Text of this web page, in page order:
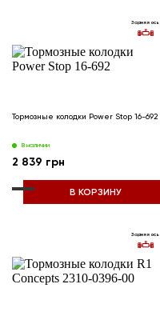
Задняя ось
Тормозные колодки Power Stop 16-692
В наличии
2 839 грн
В КОРЗИНУ
Задняя ось